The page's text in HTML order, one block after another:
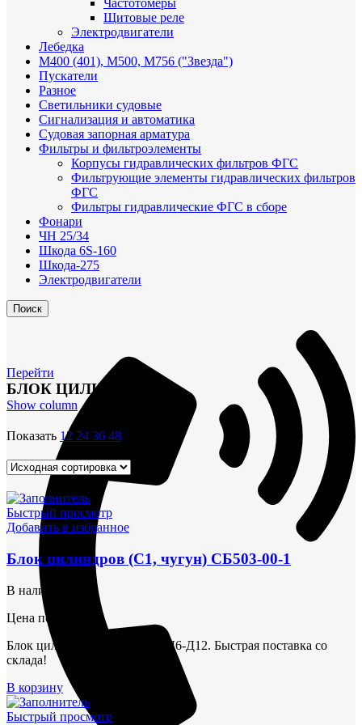
Частотомеры
Щитовые реле
Электродвигатели
Лебедка
М400 (401), М500, М756 ("Звезда")
Пускатели
Разное
Светильники судовые
Сигнализация и автоматика
Судовая запорная арматура
Фильтры и фильтроэлементы
Корпусы гидравлических фильтров ФГС
Фильтрующие элементы гидравлических фильтров
ФГС
Фильтры гидравлические ФГС в сборе
Фонари
ЧН 25/34
Шкода 6S-160
Шкода-275
Электродвигатели
Поиск
Перейти
БЛОК ЦИЛИНДРОВ
Show column
Показать 12 24 36 48
Быстрый просмотр
Добавить в избранное
Блок цилиндров (С1, чугун) СБ503-00-1
В наличии
Цена по запросу
Блок цилиндров (С1, чугун) Д6-Д12. Быстрая поставка со
склада!
В корзину
Быстрый просмотр